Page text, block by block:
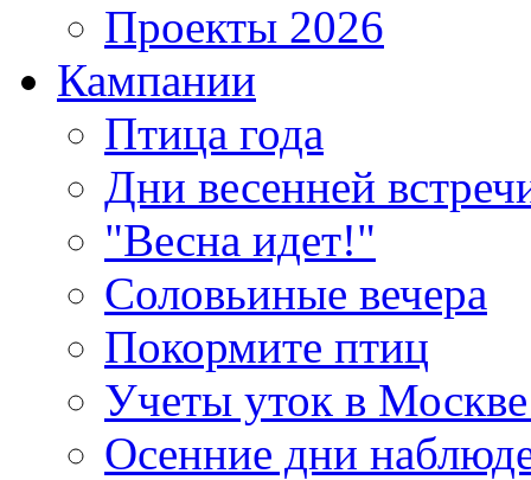
Проекты 2026
Кампании
Птица года
Дни весенней
"Весна идет!"
Соловьиные вечера
Покормите птиц
Учеты уток в
Осенние дни